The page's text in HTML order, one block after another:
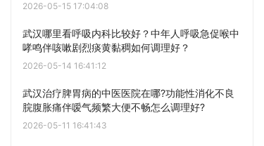
2026-05-15 17:04:08
武汉哪里看呼吸内科比较好？中年人呼吸急促喉中
哮鸣伴咳嗽剧烈痰黄黏稠如何调理好？
2026-05-14 16:41:12
武汉治疗脾胃病的中医医院在哪?功能性消化不良
脘腹胀痛伴嗳气频繁大便不畅怎么调理好?
2026-05-11 16:41:43